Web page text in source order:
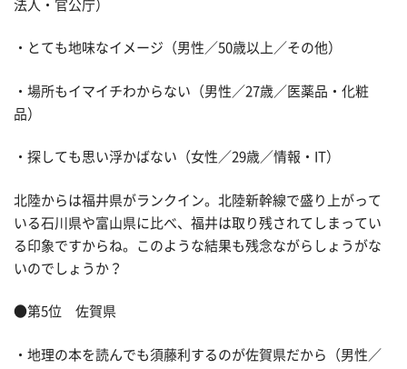
法人・官公庁）
・とても地味なイメージ（男性／50歳以上／その他）
・場所もイマイチわからない（男性／27歳／医薬品・化粧
品）
・探しても思い浮かばない（女性／29歳／情報・IT）
北陸からは福井県がランクイン。北陸新幹線で盛り上がって
いる石川県や富山県に比べ、福井は取り残されてしまってい
る印象ですからね。このような結果も残念ながらしょうがな
いのでしょうか？
●第5位 佐賀県
・地理の本を読んでも須藤利するのが佐賀県だから（男性／